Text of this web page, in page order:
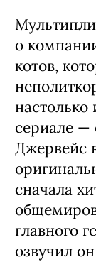
о
котов,
настолько
сериале —
Джервейс
сначала
главного
озвучил